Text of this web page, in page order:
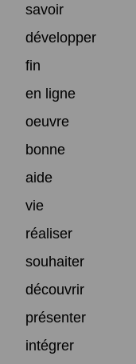
savoir
développer
fin
en ligne
oeuvre
bonne
aide
vie
réaliser
souhaiter
découvrir
présenter
intégrer